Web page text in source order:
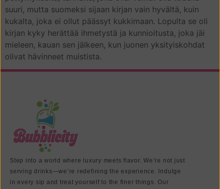
suuri, mutta suomeksi sijaan kirjan vain hyvältä, kuin
kukalta, joka ei ollut päässyt kukkimaan. Lopulta se oli
kirjan kyky herättää ihmetystä ja kunnioitusta, joka jäi
mieleen, kauan sen jälkeen, kun juonen yksityiskohdat
olivat hävinneet muistista.
Step into a world where luxury meets flavor. We’re not just
serving drinks—we’re redefining the experience. Indulge
in every sip and treat yourself to the finer things. Our